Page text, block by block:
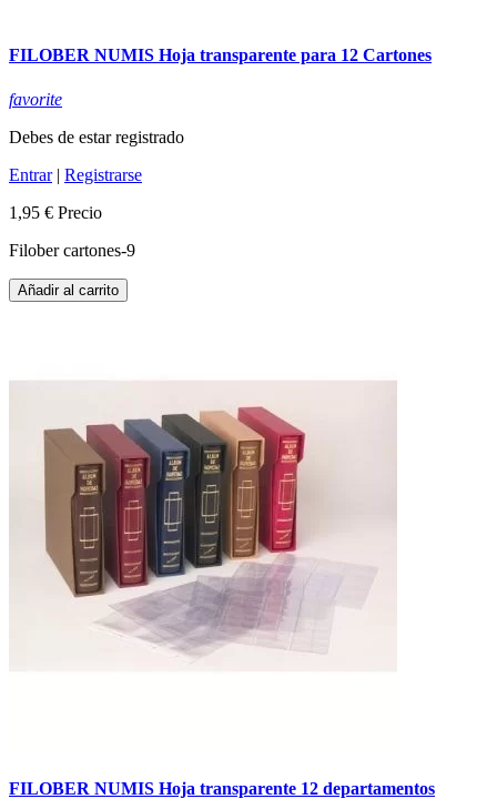
FILOBER NUMIS Hoja transparente para 12 Cartones
favorite
Debes de estar registrado
Entrar| Registrarse
1,95 € Precio
Filober cartones-9
Añadir al carrito
FILOBER NUMIS Hoja transparente 12 departamentos